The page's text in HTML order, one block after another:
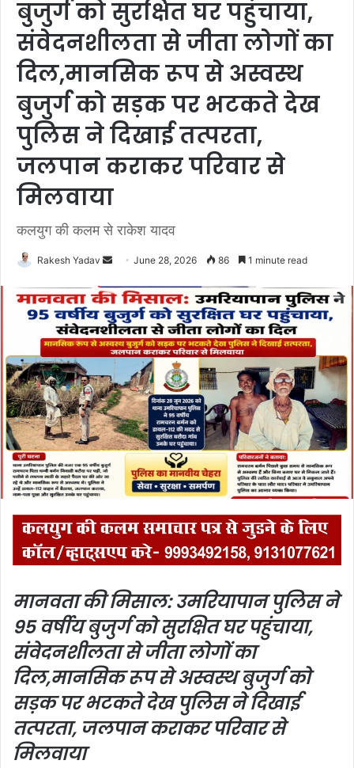
बुजुर्ग को सुरक्षित घर पहुंचाया,
संवेदनशीलता से जीता लोगों का
दिल,मानसिक रूप से अस्वस्थ
बुजुर्ग को सड़क पर भटकते देख
पुलिस ने दिखाई तत्परता,
जलपान कराकर परिवार से
मिलवाया
कलयुग की कलम से राकेश यादव
Rakesh Yadav
n
d
a
n
m
a
i
l
June 28, 2026 86 1 minute read
मानवता की मिसाल: उमरियापान पुलिस ने
95 वर्षीय बुजुर्ग को सुरक्षित घर पहुंचाया,
संवेदनशीलता से जीता लोगों का
दिल,मानसिक रूप से अस्वस्थ बुजुर्ग को
सड़क पर भटकते देख पुलिस ने दिखाई
तत्परता, जलपान कराकर परिवार से
मिलवाया